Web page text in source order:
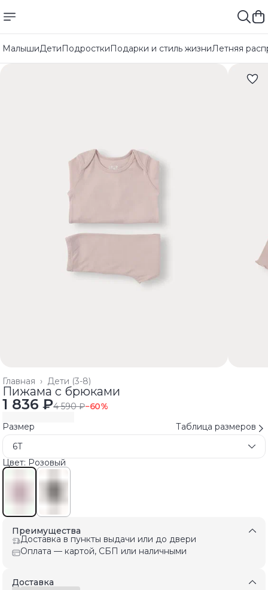
МалышиДетиПодросткиПодарки и стиль жизниЛетняя
Дети (3-8)
Главная ›
Пижама с брюками
1 836 ₽4 590 ₽−60%
Размер
Таблица размеров
6T
Цвет: Розовый
Преимущества
Доставка в пункты выдачи или до двери
Оплата — картой, СБП или наличными
Доставка